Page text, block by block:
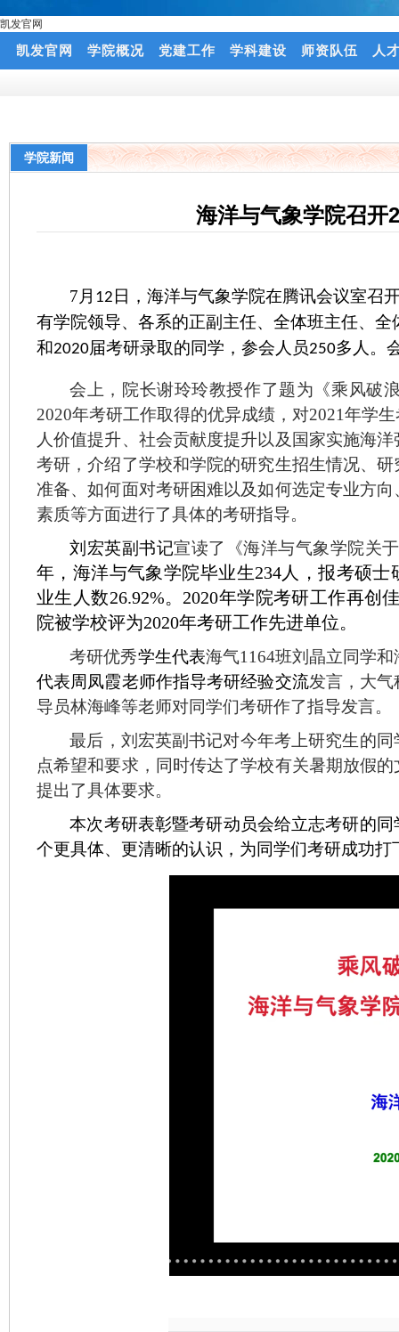
凯发官网
凯发官网 学院概况 党建工作 学科建设 师资队伍 人
学院新闻
海洋与气象学院召开
7月 12 日，海洋与气象学院在腾讯会议室召
有学院领导、各系的正副主任、全体班主任、全
和2020届考研录取的同学，参会人员250多人。
会上，院长谢玲玲教授作了题为《乘风破
2020年考研工作取得的优异成绩，对2021年学
人价值提升、社会贡献度提升以及国家实施海
考研，介绍了学校和学院的研究生招生情况、
准备、如何面对考研困难以及如何选定专业方
素质等方面进行了具体的考研指导。
刘宏英副书记宣读了《海洋与气象学院关
年，海洋与气象学院毕业生234人，报考硕
业生人数26.92%。2020年学院考研工作再
院被学校评为2020年考研工作先进单位。
考研优秀学生代表海气1164班刘晶立同学
代表周凤霞老师作指导考研经验交流发言，大气
导员林海峰等老师对同学们考研作了指导发言。
最后，刘宏英副书记对今年考上研究生的
点希望和要求，同时传达了学校有关暑期放假
提出了具体要求。
本次考研表彰暨考研动员会给立志考研的同
个更具体、更清晰的认识，为同学们考研成功打